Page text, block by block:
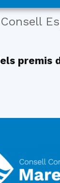
premis